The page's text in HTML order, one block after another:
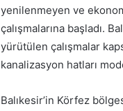
yenilenmeyen ve
çalışmalarına başladı.
yürütülen çalışmalar
kanalizasyon hatları
Balıkesir’in Körfez